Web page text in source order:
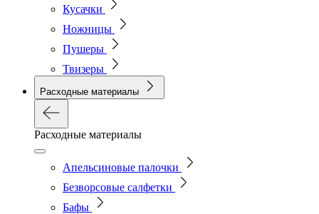
Кусачки
Ножницы
Пушеры
Твизеры
Расходные материалы
Расходные материалы
Апельсиновые палочки
Безворсовые салфетки
Бафы